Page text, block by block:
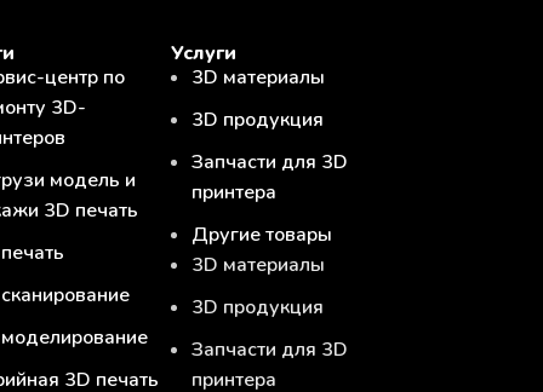
центр по
3D-
модель и
3D печать
3D печать
Услуги
3D материалы
3D продукция
Запчасти для 3D
принтера
Другие товары
3D материалы
3D продукция
Запчасти для 3D
принтера